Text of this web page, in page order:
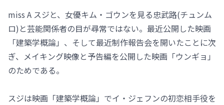
miss A スジと、女優キム・ゴウンを見る忠武路(チュンム
ロ)と芸能関係者の目が尋常ではない。最近公開した映画
「建築学概論」、そして最近制作報告会を開いたことに次
ぎ、メイキング映像と予告編を公開した映画「ウンギョ」
のためである。
スジは映画「建築学概論」でイ・ジェフンの初恋相手役を